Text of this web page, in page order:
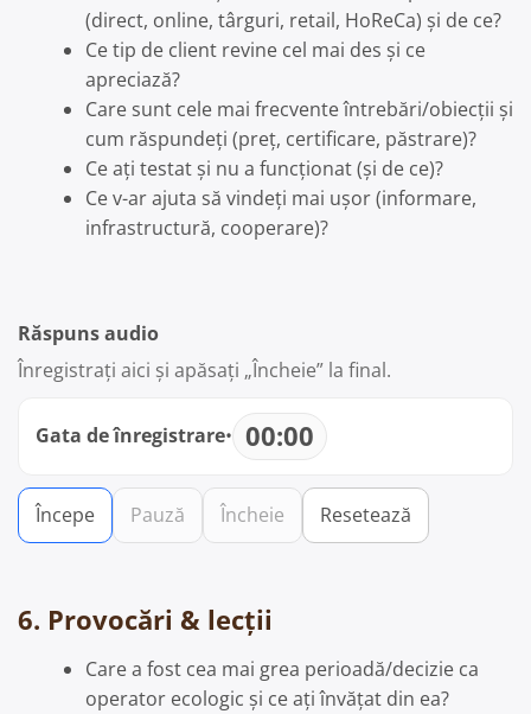
(direct, online, târguri, retail, HoReCa) și de ce?
Ce tip de client revine cel mai des și ce
apreciază?
Care sunt cele mai frecvente întrebări/obiecții și
cum răspundeți (preț, certificare, păstrare)?
Ce ați testat și nu a funcționat (și de ce)?
Ce v-ar ajuta să vindeți mai ușor (informare,
infrastructură, cooperare)?
Răspuns audio
Înregistrați aici și apăsați „Încheie” la final.
Gata de înregistrare• 00:00
Începe Pauză Încheie Resetează
6. Provocări & lecții
Care a fost cea mai grea perioadă/decizie ca
operator ecologic și ce ați învățat din ea?